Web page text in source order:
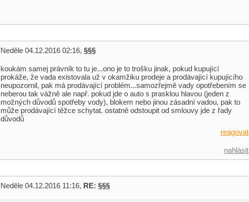
Neděle 04.12.2016 02:16, §§§
koukám samej právník to tu je...ono je to trošku jinak, pokud kupující
prokáže, že vada existovala už v okamžiku prodeje a prodávající kupujícího
neupozornil, pak má prodávající problém...samozřejmě vady opotřebením se
neberou tak vážně ale např. pokud jde o auto s prasklou hlavou (jeden z
možných důvodů spotřeby vody), blokem nebo jinou zásadní vadou, pak to
může prodávající těžce schytat. ostatně odstoupit od smlouvy jde z řady
důvodů
reagovat
nahlásit
Neděle 04.12.2016 11:16, RE: §§§